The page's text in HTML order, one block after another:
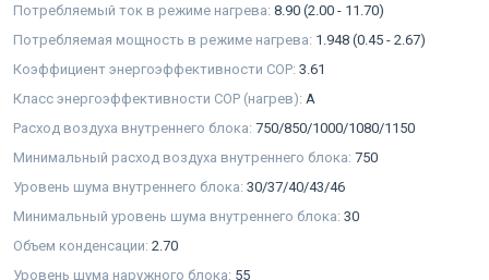
Потребляемый ток в режиме нагрева: 8.90 (2.00 - 11.70)
Потребляемая мощность в режиме нагрева: 1.948 (0.45 - 2.67)
Коэффициент энергоэффективности COP: 3.61
Класс энергоэффективности COP (нагрев): A
Расход воздуха внутреннего блока: 750/850/1000/1080/1150
Минимальный расход воздуха внутреннего блока: 750
Уровень шума внутреннего блока: 30/37/40/43/46
Минимальный уровень шума внутреннего блока: 30
Объем конденсации: 2.70
Уровень шума наружного блока: 55